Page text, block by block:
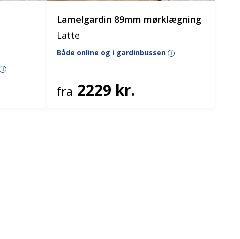
i
Lamelgardin 89mm mørklægning
Latte
Både online og i gardinbussen i
fra 2229 kr.